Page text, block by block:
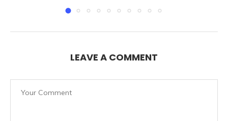
noviembre 2, 2025
LEAVE A COMMENT